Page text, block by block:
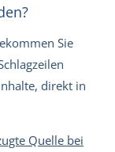
Sie
direkt in
Quelle bei